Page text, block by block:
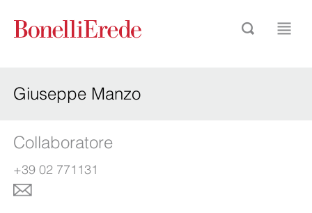
Giuseppe Manzo
Collaboratore
+39 02 771131